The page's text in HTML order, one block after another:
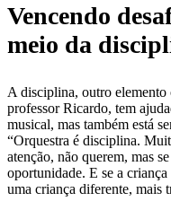
Vencendo
meio da
A disciplina, outro
professor Ricardo, tem
musical, mas também está
“Orquestra é disciplina.
atenção, não querem, mas
oportunidade. E se a
uma criança diferente, mais